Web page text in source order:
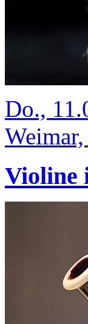
Do.,
Violine